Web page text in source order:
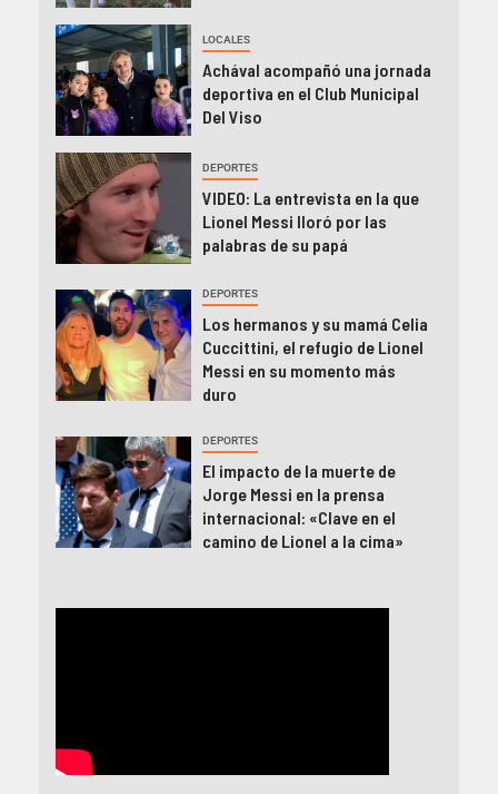
LOCALES
Achával acompañó una jornada
deportiva en el Club Municipal
Del Viso
DEPORTES
VIDEO: La entrevista en la que
Lionel Messi lloró por las
palabras de su papá
DEPORTES
Los hermanos y su mamá Celia
Cuccittini, el refugio de Lionel
Messi en su momento más
duro
DEPORTES
El impacto de la muerte de
Jorge Messi en la prensa
internacional: «Clave en el
camino de Lionel a la cima»